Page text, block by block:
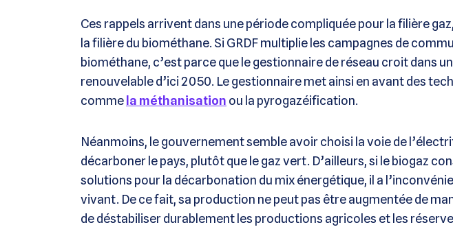
Ces rappels arrivent dans une période compliquée pour la filière
la filière du biométhane. Si GRDF multiplie les campagnes de
biométhane, c’est parce que le gestionnaire de réseau croit dans
renouvelable d’ici 2050. Le gestionnaire met ainsi en avant des
comme la méthanisation ou la pyrogazéification.
Néanmoins, le gouvernement semble avoir choisi la voie de
décarboner le pays, plutôt que le gaz vert. D’ailleurs, si le biogaz
solutions pour la décarbonation du mix énergétique, il a
vivant. De ce fait, sa production ne peut pas être augmentée de
de déstabiliser durablement les productions agricoles et les